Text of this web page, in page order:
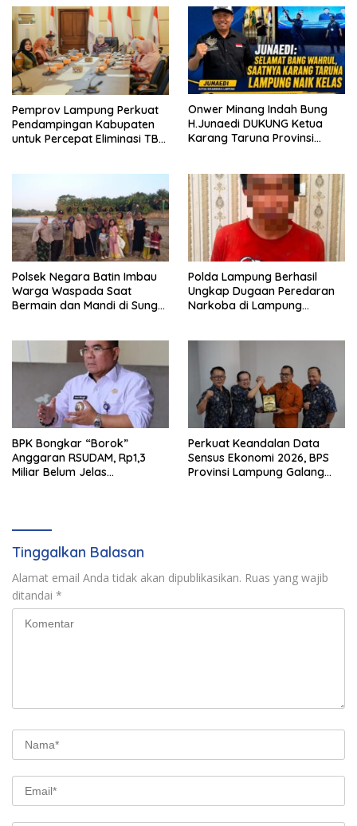
Pemprov Lampung Perkuat
Pendampingan Kabupaten
untuk Percepat Eliminasi TBC
Onwer Minang Indah Bung
H.Junaedi DUKUNG Ketua
Karang Taruna Provinsi
Polsek Negara Batin Imbau
Warga Waspada Saat
Bermain dan Mandi di Sungai
Polda Lampung Berhasil
Ungkap Dugaan Peredaran
Narkoba di Lampung
BPK Bongkar “Borok”
Anggaran RSUDAM, Rp1,3
Miliar Belum Jelas
Perkuat Keandalan Data
Sensus Ekonomi 2026, BPS
Provinsi Lampung Galang
Tinggalkan Balasan
Alamat email Anda tidak akan dipublikasikan. Ruas yang wajib
ditandai *